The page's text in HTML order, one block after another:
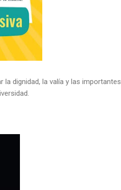
dignidad, la valía y las importantes